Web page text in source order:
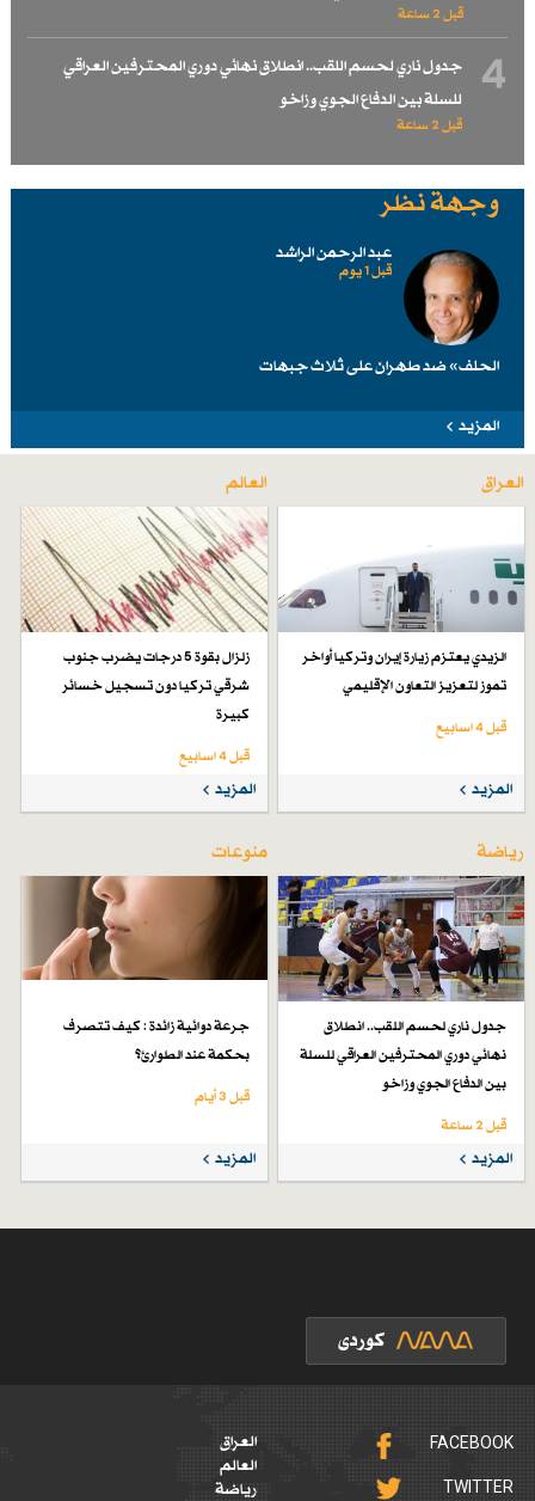
قبل 2 ساعة
4
جدول ناري لحسم اللقب.. انطلاق نهائي دوري المحترفين العراقي
للسلة بين الدفاع الجوي وزاخو
قبل 2 ساعة
وجهة نظر
عبد الرحمن الراشد
قبل 1 یوم
الحلف» ضد طهرانَ على ثلاث جبهات
المزيد
العراق
الزيدي يعتزم زيارة إيران وتركيا أواخر
تموز لتعزيز التعاون الإقليمي
قبل 4 اسابیع
المزيد
العالم
زلزال بقوة 5 درجات يضرب جنوب
شرقي تركيا دون تسجيل خسائر
كبيرة
قبل 4 اسابیع
المزيد
رياضة
جدول ناري لحسم اللقب.. انطلاق
نهائي دوري المحترفين العراقي للسلة
بين الدفاع الجوي وزاخو
قبل 2 ساعة
المزيد
منوعات
جرعة دوائية زائدة : كيف تتصرف
بحكمة عند الطوارئ؟
قبل 3 أيام
المزيد
FACEBOOK
TWITTER
العراق
العالم
رياضة